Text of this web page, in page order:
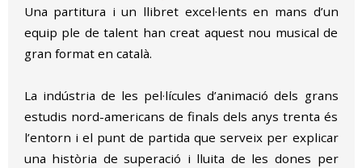
Una partitura i un llibret excel·lents en mans d’un
equip ple de talent han creat aquest nou musical de
gran format en català.
La indústria de les pel·lícules d’animació dels grans
estudis nord-americans de finals dels anys trenta és
l’entorn i el punt de partida que serveix per explicar
una història de superació i lluita de les dones per